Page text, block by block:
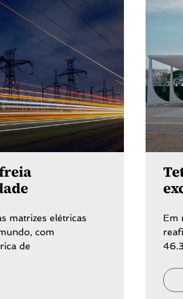
matrizes elétricas
com
de
Em